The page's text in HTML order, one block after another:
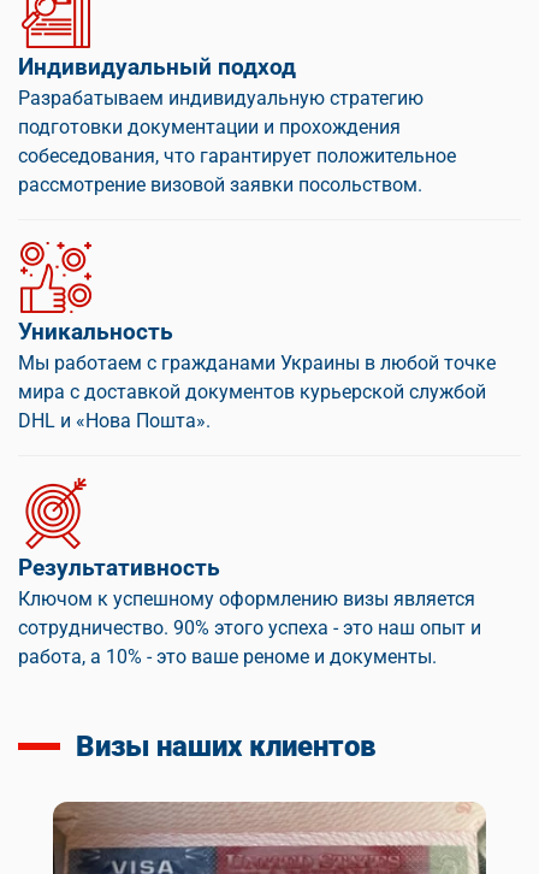
Индивидуальный подход
Разрабатываем индивидуальную стратегию
подготовки документации и прохождения
собеседования, что гарантирует положительное
рассмотрение визовой заявки посольством.
Уникальность
Мы работаем с гражданами Украины в любой точке
мира с доставкой документов курьерской службой
DHL и «Нова Пошта».
Результативность
Ключом к успешному оформлению визы является
сотрудничество. 90% этого успеха - это наш опыт и
работа, а 10% - это ваше реноме и документы.
Визы наших клиентов